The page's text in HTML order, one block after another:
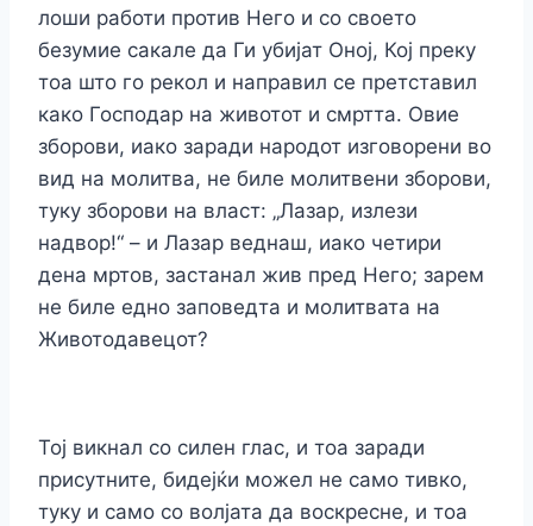
лоши работи против Него и со своето
безумие сакале да Ги убијат Оној, Кој преку
тоа што го рекол и направил се претставил
како Господар на животот и смртта. Овие
зборови, иако заради народот изговорени во
вид на молитва, не биле молитвени зборови,
туку зборови на власт: „Лазар, излези
надвор!“ – и Лазар веднаш, иако четири
дена мртов, застанал жив пред Него; зарем
не биле едно заповедта и молитвата на
Животодавецот?
Тој викнал со силен глас, и тоа заради
присутните, бидејќи можел не само тивко,
туку и само со волјата да воскресне, и тоа